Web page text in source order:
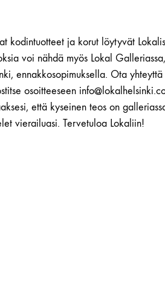
kodintuotteet ja korut löytyvät
voi nähdä myös Lokal
ennakkosopimuksella. Ota yhteyttä
osoitteeseen
että kyseinen teos on
vierailuasi. Tervetuloa Lokaliin!